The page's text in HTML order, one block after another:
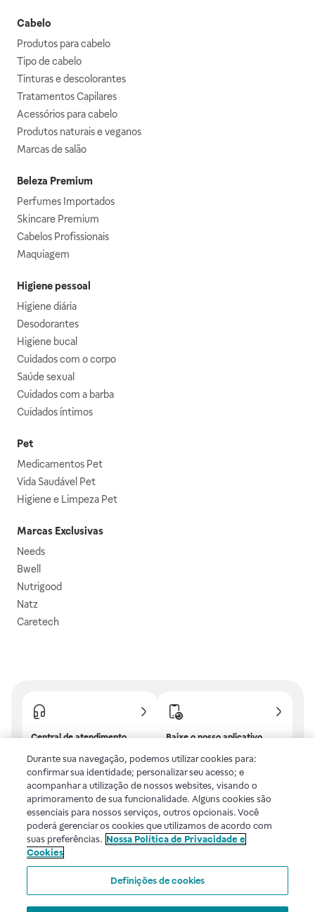
Cabelo
Produtos para cabelo
Tipo de cabelo
Tinturas e descolorantes
Tratamentos Capilares
Acessórios para cabelo
Produtos naturais e veganos
Marcas de salão
Beleza Premium
Perfumes Importados
Skincare Premium
Cabelos Profissionais
Maquiagem
Higiene pessoal
Higiene diária
Desodorantes
Higiene bucal
Cuidados com o corpo
Saúde sexual
Cuidados com a barba
Cuidados íntimos
Pet
Medicamentos Pet
Vida Saudável Pet
Higiene e Limpeza Pet
Marcas Exclusivas
Needs
Bwell
Nutrigood
Natz
Caretech
Central de atendimento
frequentes ou fale com a
gente.
Baixe o nosso aplicativo
benefícios exclusivos!
Uma empresa
Voltar ao topo
Durante sua navegação, podemos utilizar cookies para:
confirmar sua identidade; personalizar seu acesso; e
acompanhar a utilização de nossos websites, visando o
aprimoramento de sua funcionalidade. Alguns cookies são
essenciais para nossos serviços, outros opcionais. Você
poderá gerenciar os cookies que utilizamos de acordo com
suas preferências. Nossa Política de Privacidade e
Cookies
Definições de cookies